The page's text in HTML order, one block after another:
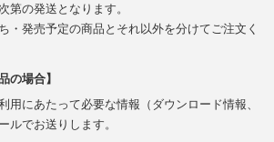
第の発送となります。
・発売予定の商品とそれ以外を分けてご注文く
の場合】
用にあたって必要な情報（ダウンロード情報、
ルでお送りします。